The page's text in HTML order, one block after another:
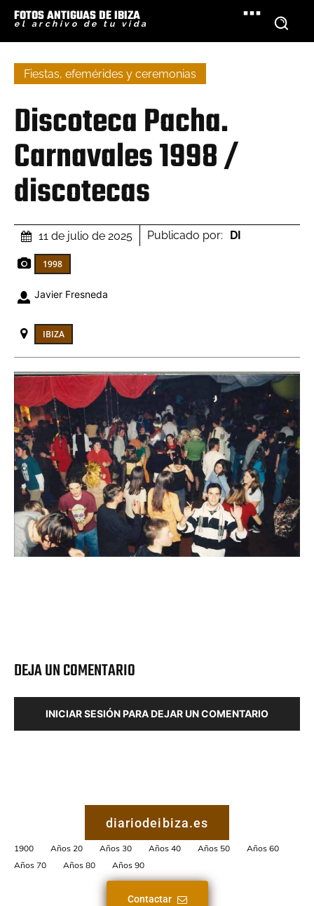
FOTOS ANTIGUAS DE IBIZA
el archivo de tu vida
Fiestas, efemérides y ceremonias
Discoteca Pacha.
Carnavales 1998 /
discotecas
11 de julio de 2025 Publicado por: DI
1998
Javier Fresneda
IBIZA
DEJA UN COMENTARIO
INICIAR SESIÓN PARA DEJAR UN COMENTARIO
diariodeibiza.es
1900 Años 20 Años 30 Años 40 Años 50
Años 60
Años 70
Años 80 Años 90
Contactar